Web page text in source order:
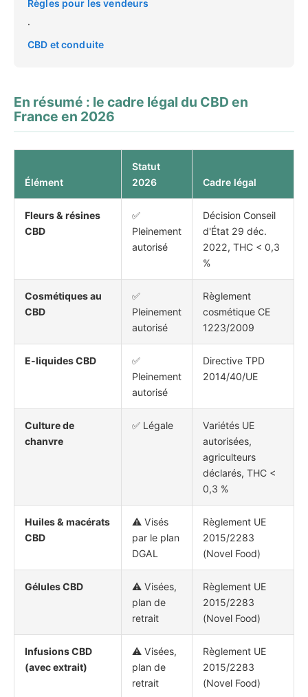
Règles pour les vendeurs
·
CBD et conduite
En résumé : le cadre légal du CBD en
France en 2026
Élément
Statut
2026
Cadre légal
Fleurs & résines
CBD
✅
Pleinement
autorisé
Décision Conseil
d'État 29 déc.
2022, THC < 0,3
%
Cosmétiques au
CBD
✅
Pleinement
autorisé
Règlement
cosmétique CE
1223/2009
E-liquides CBD
✅
Pleinement
autorisé
Directive TPD
2014/40/UE
Culture de
chanvre
✅ Légale
Variétés UE
autorisées,
agriculteurs
déclarés, THC <
0,3 %
Huiles & macérats
CBD
⚠️ Visés
par le plan
DGAL
Règlement UE
2015/2283
(Novel Food)
Gélules CBD
⚠️ Visées,
plan de
retrait
Règlement UE
2015/2283
(Novel Food)
Infusions CBD
(avec extrait)
⚠️ Visées,
plan de
retrait
Règlement UE
2015/2283
(Novel Food)